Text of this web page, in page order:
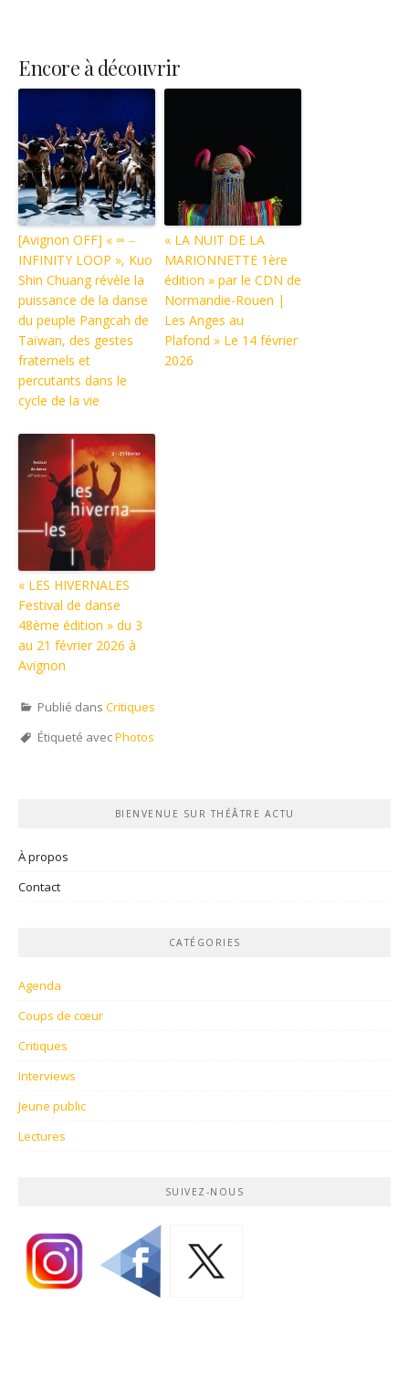
Encore à découvrir
[Avignon OFF] « ∞ ‒
INFINITY LOOP », Kuo
Shin Chuang révèle la
puissance de la danse
du peuple Pangcah de
Taïwan, des gestes
fraternels et
percutants dans le
cycle de la vie
« LA NUIT DE LA
MARIONNETTE 1ère
édition » par le CDN de
Normandie-Rouen |
Les Anges au
Plafond » Le 14 février
2026
« LES HIVERNALES
Festival de danse
48ème édition » du 3
au 21 février 2026 à
Avignon
Publié dans Critiques
Étiqueté avecPhotos
BIENVENUE SUR THÉÂTRE ACTU
À propos
Contact
CATÉGORIES
Agenda
Coups de cœur
Critiques
Interviews
Jeune public
Lectures
SUIVEZ-NOUS